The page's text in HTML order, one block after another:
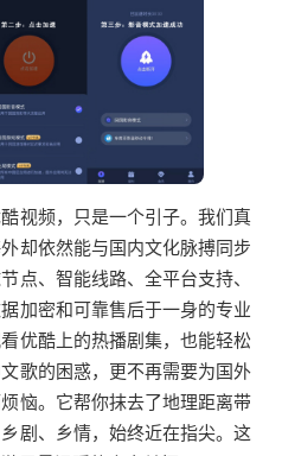
视频，只是一个引子。我们真
却依然能与国内文化脉搏同步
点、智能线路、全平台支持、
加密和可靠售后于一身的专业
优酷上的热播剧集，也能轻松
歌的困惑，更不再需要为国外
恼。它帮你抹去了地理距离带
剧、乡情，始终近在指尖。这